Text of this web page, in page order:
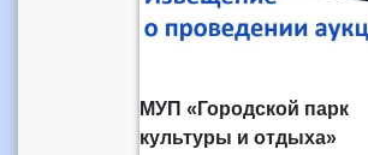
МУП «Городской парк
культуры и отдыха»